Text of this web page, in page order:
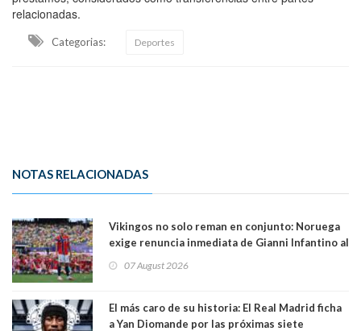
relacionadas.
Categorias: Deportes
NOTAS RELACIONADAS
Vikingos no solo reman en conjunto: Noruega
exige renuncia inmediata de Gianni Infantino al
07 August 2026
El más caro de su historia: El Real Madrid ficha
a Yan Diomande por las próximas siete